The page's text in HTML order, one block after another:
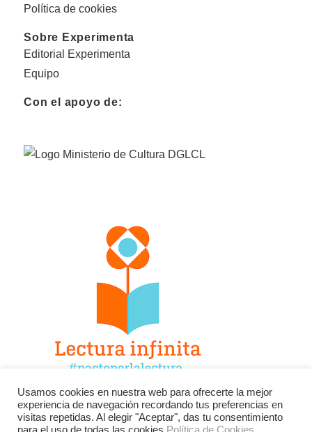
Política de cookies
Sobre Experimenta
Editorial Experimenta
Equipo
Con el apoyo de:
Facebook Twitter
Instagram
Usamos cookies en nuestra web para ofrecerte la mejor
experiencia de navegación recordando tus preferencias en
visitas repetidas. Al elegir "Aceptar", das tu consentimiento